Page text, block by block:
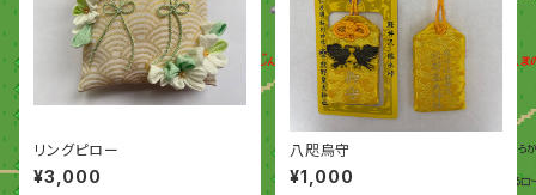
リングピロー
¥3,000
八咫烏守
¥1,000